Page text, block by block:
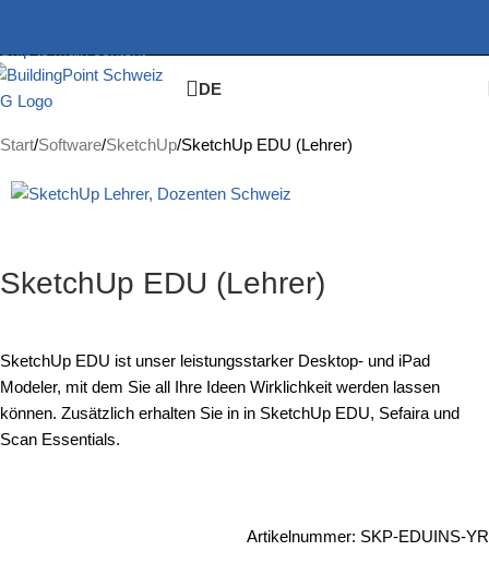
DE
Start Software SketchUp SketchUp EDU (Lehrer)
SketchUp EDU (Lehrer)
SketchUp EDU ist unser leistungsstarker Desktop- und iPad
Modeler, mit dem Sie all Ihre Ideen Wirklichkeit werden lassen
können. Zusätzlich erhalten Sie in in SketchUp EDU, Sefaira und
Scan Essentials.
Artikelnummer: SKP-EDUINS-YR